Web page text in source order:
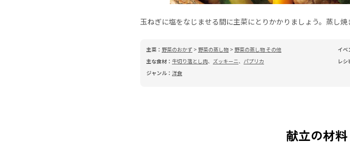
玉ねぎに塩をなじませる間に主菜にとりかかりましょう。蒸し
主菜： 野菜のおかず > 野菜の蒸し物 > 野菜の蒸し物 その他
主な食材： 牛切り落とし肉、 ズッキーニ、 パプリカ
ジャンル： 洋食
イベ
レシ
献立の材料